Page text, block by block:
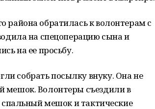
района обратилась к волонтерам с
на спецоперацию сына и
на ее просьбу.
собрать посылку внуку. Она не
мешок. Волонтеры съездили в
спальный мешок и тактические